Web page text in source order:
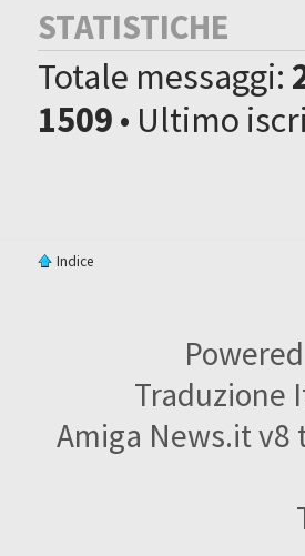
STATISTICHE
Totale messaggi:
1509• Ultimo
Indice
Traduzione
Amiga News.it v8